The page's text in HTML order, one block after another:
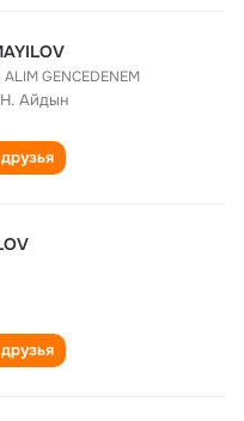
GENCEDENEM
Айдын